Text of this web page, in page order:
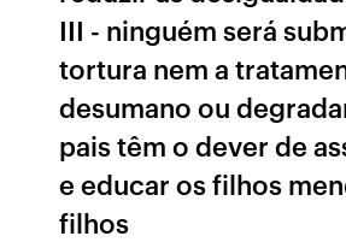
III - ninguém será
tortura nem a
desumano ou
pais têm o dever de
e educar os filhos
filhos